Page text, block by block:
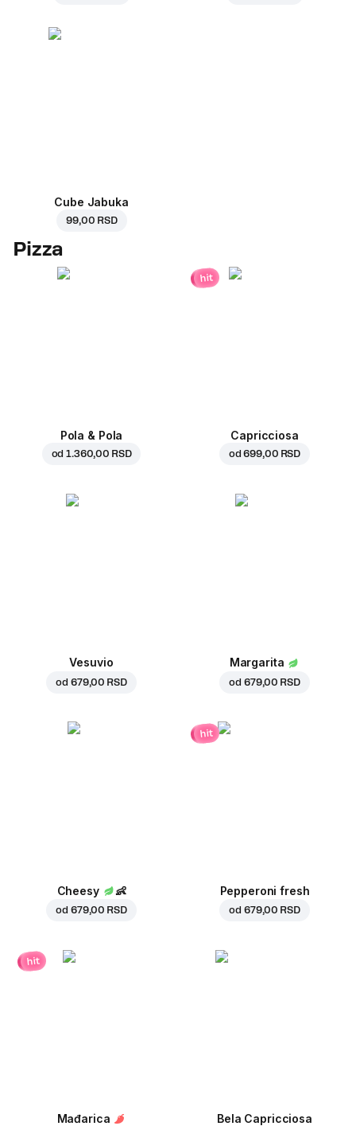
Cube Jabuka
99,00 RSD
Pizza
Pola & Pola
od1.360,00 RSD
hit
Capricciosa
od699,00 RSD
Vesuvio
od 679,00 RSD
Margarita
od 679,00 RSD
Cheesy 👶
od 679,00 RSD
hit
Pepperoni fresh
od 679,00 RSD
hit
Mađarica Bela Capricciosa